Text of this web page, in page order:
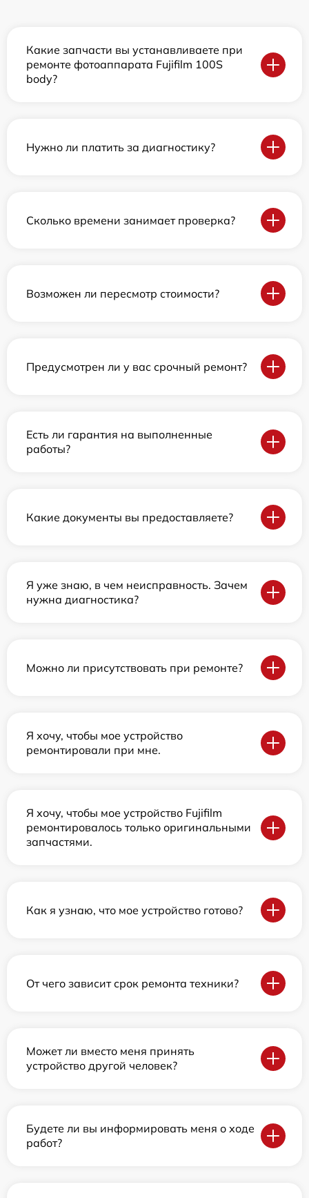
Какие запчасти вы устанавливаете при
ремонте фотоаппарата Fujifilm 100S
body?
Нужно ли платить за диагностику?
Сколько времени занимает проверка?
Возможен ли пересмотр стоимости?
Предусмотрен ли у вас срочный ремонт?
Есть ли гарантия на выполненные
работы?
Какие документы вы предоставляете?
Я уже знаю, в чем неисправность. Зачем
нужна диагностика?
Можно ли присутствовать при ремонте?
Я хочу, чтобы мое устройство
ремонтировали при мне.
Я хочу, чтобы мое устройство Fujifilm
ремонтировалось только оригинальными
запчастями.
Как я узнаю, что мое устройство готово?
От чего зависит срок ремонта техники?
Может ли вместо меня принять
устройство другой человек?
Будете ли вы информировать меня о ходе
работ?